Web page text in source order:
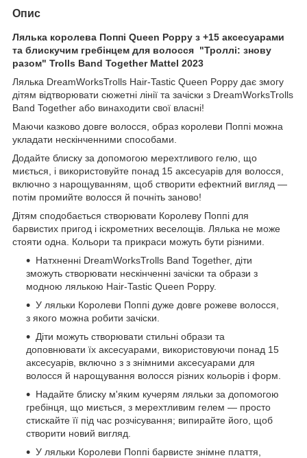
Опис
Лялька королева Поппі Queen Poppy з +15 аксесуарами
та блискучим гребінцем для волосся "Троллі: знову
разом" Trolls Band Together Mattel 2023
​​​​Лялька DreamWorksTrolls Hair-Tastic Queen Poppy дає змогу
дітям відтворювати сюжетні лінії та зачіски з DreamWorksTrolls
Band Together або винаходити свої власні!
Маючи казково довге волосся, образ королеви Поппі можна
укладати нескінченними способами.
Додайте блиску за допомогою мерехтливого гелю, що
миється, і використовуйте понад 15 аксесуарів для волосся,
включно з нарощуванням, щоб створити ефектний вигляд —
потім промийте волосся й почніть заново!
Дітям сподобається створювати Королеву Поппі для
барвистих пригод і іскрометних веселощів. Лялька не може
стояти одна. Кольори та прикраси можуть бути різними.
Натхненні DreamWorksTrolls Band Together, діти
зможуть створювати нескінченні зачіски та образи з
модною лялькою Hair-Tastic Queen Poppy.
У ляльки Королеви Поппі дуже довге рожеве волосся,
з якого можна робити зачіски.
Діти можуть створювати стильні образи та
доповнювати їх аксесуарами, використовуючи понад 15
аксесуарів, включно з з знімними аксесуарами для
волосся й нарощування волосся різних кольорів і форм.
Надайте блиску м'яким кучерям ляльки за допомогою
гребінця, що миється, з мерехтливим гелем — просто
стискайте її під час розчісування; випирайте його, щоб
створити новий вигляд.
У ляльки Королеви Поппі барвисте знімне плаття,